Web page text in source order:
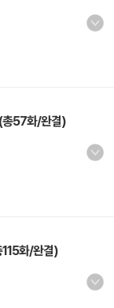
총57화/완결)
화/완결)